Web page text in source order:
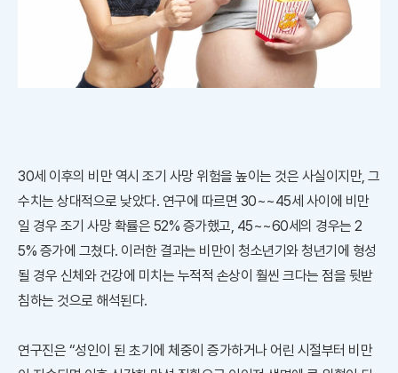
30세 이후의 비만 역시 조기 사망 위험을 높이는 것은 사실이지만, 그
수치는 상대적으로 낮았다. 연구에 따르면 30~~45세 사이에 비만
일 경우 조기 사망 확률은 52% 증가했고, 45~~60세의 경우는 2
5% 증가에 그쳤다. 이러한 결과는 비만이 청소년기와 청년기에 형성
될 경우 신체와 건강에 미치는 누적적 손상이 훨씬 크다는 점을 뒷받
침하는 것으로 해석된다.
연구진은 “성인이 된 초기에 체중이 증가하거나 어린 시절부터 비만